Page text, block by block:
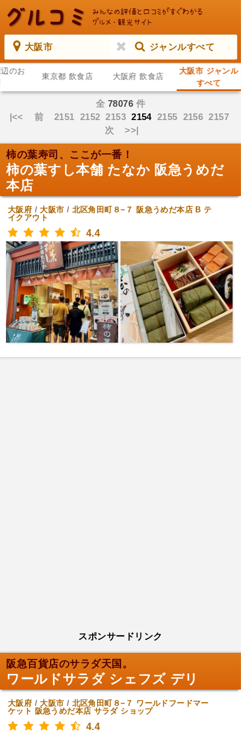
大阪市 ジャンルすべて
のお
東京都 飲食店 大阪府 飲食店
大阪市 ジャンル
すべて
全 78076 件
|<<
前 2151 2152 2153 2154 2155 2156 2157
次
>>|
柿の葉寿司、ここが一番！
柿の葉すし本舗 たなか 阪急うめだ
本店
大阪府 /大阪市 / 北区角田町８−７ 阪急うめだ本店 B テ
イクアウト
4.4
スポンサードリンク
阪急百貨店のサラダ天国。
ワールドサラダ シェフズ デリ
大阪府 /大阪市 / 北区角田町８−７ ワールドフードマー
ケット 阪急うめだ本店 サラダ ショップ
4.4